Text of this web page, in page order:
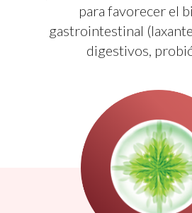
para favorecer el
gastrointestinal
digestivos,